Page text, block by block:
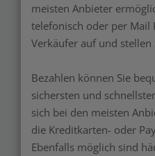
meisten Anbieter
telefonisch oder per Mail
Verkäufer auf und stellen
Bezahlen können Sie
sichersten und
sich bei den meisten
die Kreditkarten- oder
Ebenfalls möglich sind